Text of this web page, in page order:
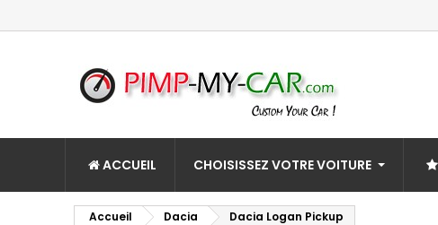
ACCUEIL CHOISISSEZ VOTRE VOITURE
Accueil Dacia Dacia Logan Pickup